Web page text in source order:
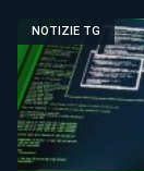
NOTIZIE TG